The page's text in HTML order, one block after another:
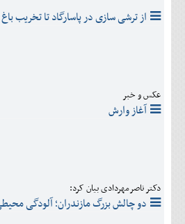
از ترشی سازی در پاسارگاد تا تخریب
عکس و خبر
آغاز وارش
دکتر ناصرمهردادی بیان کرد:
دو چالش بزرگ مازندران؛ آلودگی